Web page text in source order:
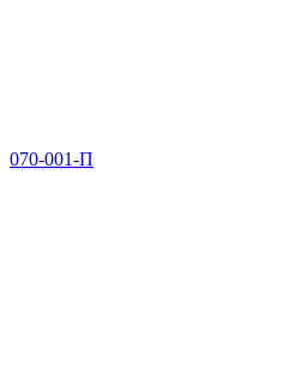
070-001-П